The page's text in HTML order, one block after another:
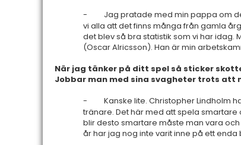
-
Jag pratade med min pappa om
vi alla att det finns många från gamla
det blev så bra statistik som vi har idag.
(Oscar Alricsson). Han är min
När jag tänker på ditt spel så sticker
Jobbar man med sina svagheter trots att
-
Kanske lite. Christopher Lindholm
tränare. Det här med att spela
blir desto smartare måste man vara
år har jag nog inte varit inne på ett enda